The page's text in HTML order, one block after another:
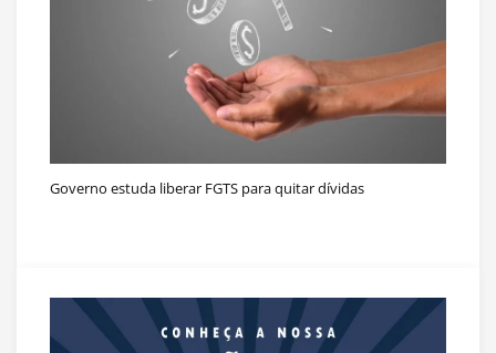
Governo estuda liberar FGTS para quitar dívidas